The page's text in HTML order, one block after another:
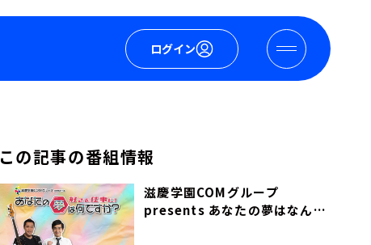
ログイン
この記事の番組情報
滋慶学園COMグループ
presents あなたの夢はなんで